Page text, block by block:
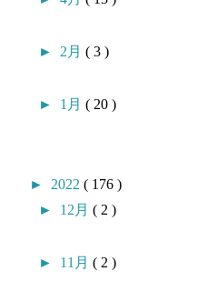
► 2月( 3 )
► 1月( 20 )
► 2022( 176 )
► 12月( 2 )
► 11月( 2 )